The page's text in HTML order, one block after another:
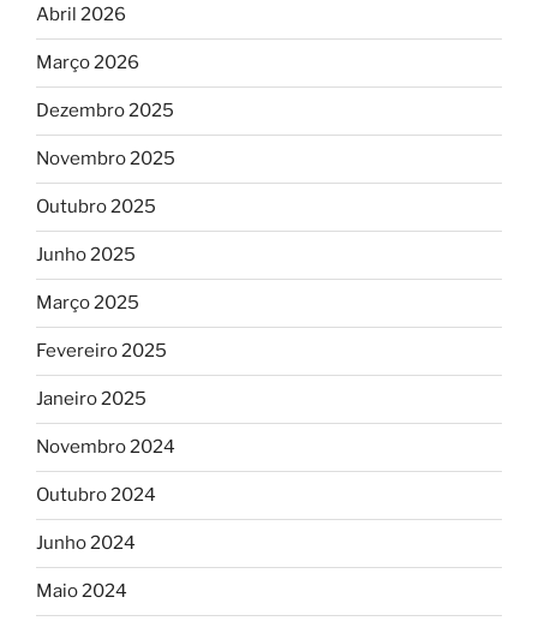
Abril 2026
Março 2026
Dezembro 2025
Novembro 2025
Outubro 2025
Junho 2025
Março 2025
Fevereiro 2025
Janeiro 2025
Novembro 2024
Outubro 2024
Junho 2024
Maio 2024